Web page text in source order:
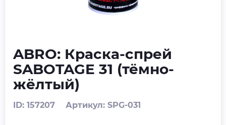
ABRO: Краска-спрей
SABOTAGE 31 (тёмно-
жёлтый)
ID: 157207 Артикул: SPG-031